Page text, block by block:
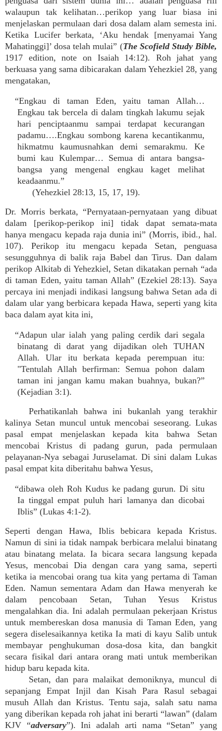
walaupun tak kelihatan…perikop yang luar biasa ini
menjelaskan permulaan dari dosa dalam alam semesta ini.
Ketika Lucifer berkata, ‘Aku hendak [menyamai Yang
Mahatinggi]’ dosa telah mulai” (The Scofield Study Bible,
1917 edition, note on Isaiah 14:12). Roh jahat yang
berkuasa yang sama dibicarakan dalam Yehezkiel 28, yang
mengatakan,
“Engkau di taman Eden, yaitu taman Allah…
Engkau tak bercela di dalam tingkah lakumu sejak
hari penciptaanmu sampai terdapat kecurangan
padamu….Engkau sombong karena kecantikanmu,
hikmatmu kaumusnahkan demi semarakmu. Ke
bumi kau Kulempar… Semua di antara bangsa-
bangsa yang mengenal engkau kaget melihat
keadaanmu.”
(Yehezkiel 28:13, 15, 17, 19).
Dr. Morris berkata, “Pernyataan-pernyataan yang dibuat
dalam [perikop-perikop ini] tidak dapat semata-mata
hanya mengacu kepada raja dunia ini” (Morris, ibid., hal.
107). Perikop itu mengacu kepada Setan, penguasa
sesungguhnya di balik raja Babel dan Tirus. Dan dalam
perikop Alkitab di Yehezkiel, Setan dikatakan pernah “ada
di taman Eden, yaitu taman Allah” (Ezekiel 28:13). Saya
percaya ini menjadi indikasi langsung bahwa Setan ada di
dalam ular yang berbicara kepada Hawa, seperti yang kita
baca dalam ayat kita ini,
“Adapun ular ialah yang paling cerdik dari segala
binatang di darat yang dijadikan oleh TUHAN
Allah. Ular itu berkata kepada perempuan itu:
"Tentulah Allah berfirman: Semua pohon dalam
taman ini jangan kamu makan buahnya, bukan?”
(Kejadian 3:1).
Perhatikanlah bahwa ini bukanlah yang terakhir
kalinya Setan muncul untuk mencobai seseorang. Lukas
pasal empat menjelaskan kepada kita bahwa Setan
mencobai Kristus di padang gurun, pada permulaan
pelayanan-Nya sebagai Juruselamat. Di sini dalam Lukas
pasal empat kita diberitahu bahwa Yesus,
“dibawa oleh Roh Kudus ke padang gurun. Di situ
Ia tinggal empat puluh hari lamanya dan dicobai
Iblis” (Lukas 4:1-2).
Seperti dengan Hawa, Iblis bebicara kepada Kristus.
Namun di sini ia tidak nampak berbicara melalui binatang
atau binatang melata. Ia bicara secara langsung kepada
Yesus, mencobai Dia dengan cara yang sama, seperti
ketika ia mencobai orang tua kita yang pertama di Taman
Eden. Namun sementara Adam dan Hawa menyerah ke
dalam pencobaan Setan, Tuhan Yesus Kristus
mengalahkan dia. Ini adalah permulaan pekerjaan Kristus
untuk membereskan dosa manusia di Taman Eden, yang
segera diselesaikannya ketika Ia mati di kayu Salib untuk
membayar penghukuman dosa-dosa kita, dan bangkit
secara fisikal dari antara orang mati untuk memberikan
hidup baru kepada kita.
Setan, dan para malaikat demoniknya, muncul di
sepanjang Empat Injil dan Kisah Para Rasul sebagai
musuh Allah dan Kristus. Tentu saja, salah satu nama
yang diberikan kepada roh jahat ini berarti “lawan” (dalam
KJV “adversary”). Ini adalah arti nama “Setan” yang